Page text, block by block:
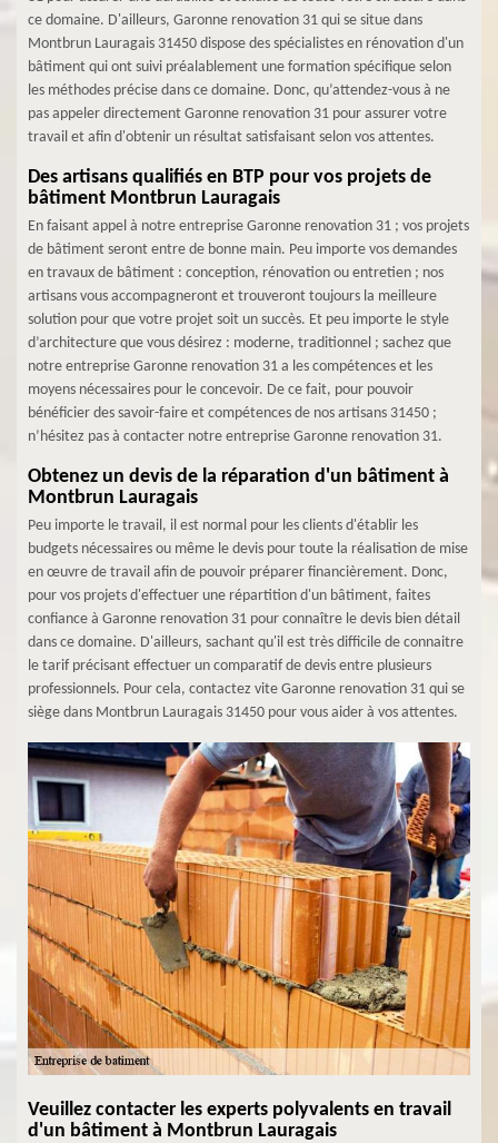
ce domaine. D'ailleurs, Garonne renovation 31 qui se situe dans
Montbrun Lauragais 31450 dispose des spécialistes en rénovation d'un
bâtiment qui ont suivi préalablement une formation spécifique selon
les méthodes précise dans ce domaine. Donc, qu’attendez-vous à ne
pas appeler directement Garonne renovation 31 pour assurer votre
travail et afin d'obtenir un résultat satisfaisant selon vos attentes.
Des artisans qualifiés en BTP pour vos projets de
bâtiment Montbrun Lauragais
En faisant appel à notre entreprise Garonne renovation 31 ; vos projets
de bâtiment seront entre de bonne main. Peu importe vos demandes
en travaux de bâtiment : conception, rénovation ou entretien ; nos
artisans vous accompagneront et trouveront toujours la meilleure
solution pour que votre projet soit un succès. Et peu importe le style
d’architecture que vous désirez : moderne, traditionnel ; sachez que
notre entreprise Garonne renovation 31 a les compétences et les
moyens nécessaires pour le concevoir. De ce fait, pour pouvoir
bénéficier des savoir-faire et compétences de nos artisans 31450 ;
n’hésitez pas à contacter notre entreprise Garonne renovation 31.
Obtenez un devis de la réparation d'un bâtiment à
Montbrun Lauragais
Peu importe le travail, il est normal pour les clients d'établir les
budgets nécessaires ou même le devis pour toute la réalisation de mise
en œuvre de travail afin de pouvoir préparer financièrement. Donc,
pour vos projets d'effectuer une répartition d'un bâtiment, faites
confiance à Garonne renovation 31 pour connaître le devis bien détail
dans ce domaine. D'ailleurs, sachant qu'il est très difficile de connaitre
le tarif précisant effectuer un comparatif de devis entre plusieurs
professionnels. Pour cela, contactez vite Garonne renovation 31 qui se
siège dans Montbrun Lauragais 31450 pour vous aider à vos attentes.
Veuillez contacter les experts polyvalents en travail
d'un bâtiment à Montbrun Lauragais